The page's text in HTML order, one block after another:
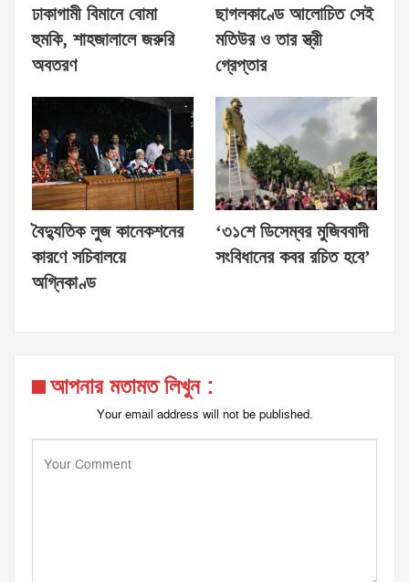
ঢাকাগামী বিমানে বোমা
হুমকি, শাহজালালে জরুরি
অবতরণ
ছাগলকাণ্ডে আলোচিত সেই
মতিউর ও তার স্ত্রী
গ্রেপ্তার
বৈদ্যুতিক লুজ কানেকশনের
কারণে সচিবালয়ে
অগ্নিকাণ্ড
‘৩১শে ডিসেম্বর মুজিববাদী
সংবিধানের কবর রচিত হবে’
আপনার মতামত লিখুন :
Your email address will not be published.